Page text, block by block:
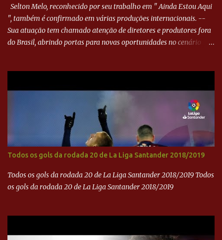
Selton Melo, reconhecido por seu trabalho em " Ainda Estou Aqui
", também é confirmado em várias produções internacionais. --
Sua atuação tem chamado atenção de diretores e produtores fora
do Brasil, abrindo portas para novas oportunidades no cenário
Todos os gols da rodada 20 de La Liga Santander 2018/2019
Todos os gols da rodada 20 de La Liga Santander 2018/2019 Todos
os gols da rodada 20 de La Liga Santander 2018/2019